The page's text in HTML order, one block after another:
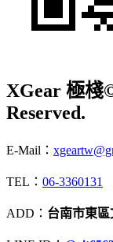
XGear 極棧
Reserved.
E-Mail：
TEL： 06-3360131
ADD： 台南市東